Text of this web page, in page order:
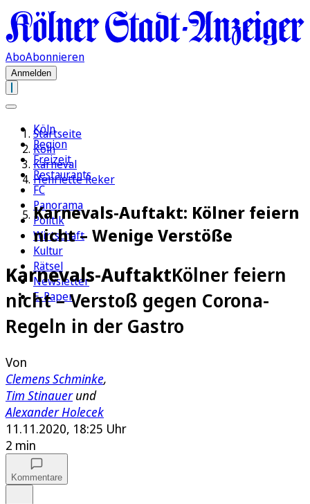
AboAbonnieren
Anmelden
Köln
Region
Freizeit
Restaurants
FC
Panorama
Politik
Wirtschaft
Kultur
Rätsel
Newsletter
E-Paper
Startseite
Köln
Karneval
Henriette Reker
Karnevals-Auftakt: Kölner feiern
nicht – Wenige Verstöße
Karnevals-AuftaktKölner feiern
nicht – Verstoß gegen Corona-
Regeln in der Gastro
Von
Clemens Schminke,
Tim Stinauerund
Alexander Holecek
11.11.2020, 18:25 Uhr
2 min
Kommentare